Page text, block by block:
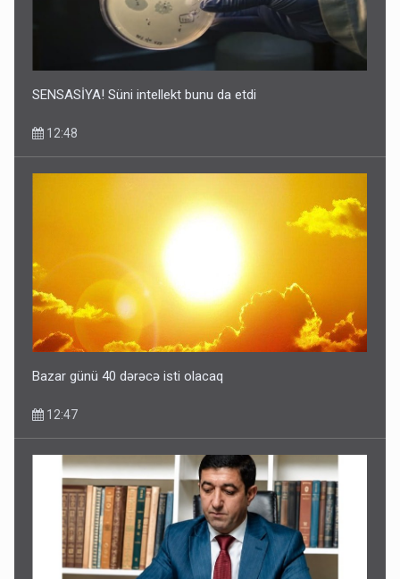
SENSASİYA! Süni intellekt bunu da etdi
12:48
Bazar günü 40 dərəcə isti olacaq
12:47